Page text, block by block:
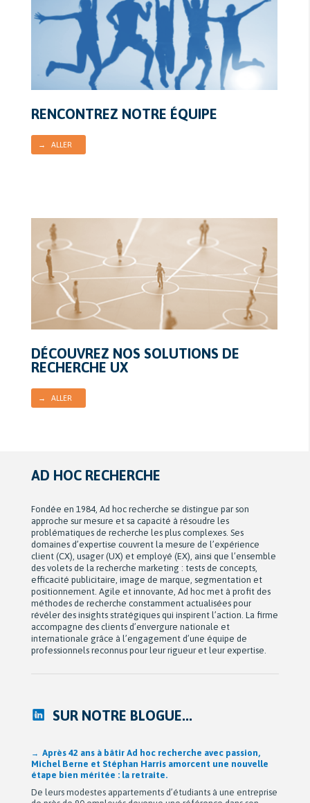
RENCONTREZ NOTRE ÉQUIPE
→ ALLER
DÉCOUVREZ NOS SOLUTIONS DE
RECHERCHE UX
→ ALLER
AD HOC RECHERCHE
Fondée en 1984, Ad hoc recherche se distingue par son
approche sur mesure et sa capacité à résoudre les
problématiques de recherche les plus complexes. Ses
domaines d’expertise couvrent la mesure de l’expérience
client (CX), usager (UX) et employé (EX), ainsi que l’ensemble
des volets de la recherche marketing : tests de concepts,
efficacité publicitaire, image de marque, segmentation et
positionnement. Agile et innovante, Ad hoc met à profit des
méthodes de recherche constamment actualisées pour
révéler des insights stratégiques qui inspirent l’action. La firme
accompagne des clients d’envergure nationale et
internationale grâce à l’engagement d’une équipe de
professionnels reconnus pour leur rigueur et leur expertise.
SUR NOTRE BLOGUE...
Après 42 ans à bâtir Ad hoc recherche avec passion,
Michel Berne et Stéphan Harris amorcent une nouvelle
étape bien méritée : la retraite.
De leurs modestes appartements d’étudiants à une entreprise